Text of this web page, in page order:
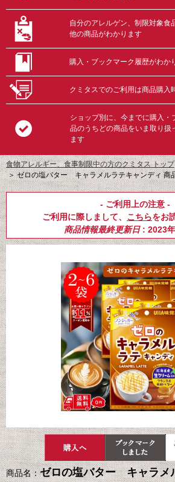
自分のアレルゲン、制限対象食
他の商品がわかります
購入・ブックマーク履歴がわか
クミタスでのご利用は商品購入
ショップ別に、今までに購入・
品のうちどの商品をいま取り扱
ます
食物アレルギー、食事制限中の方のクミタス トップ
＞ゼロの塩バター キャラメルラテキャンディ 商
- ご利用上の注意 -
ご利用に際しまして、 こちらをお
商品情報最終更新日: 2023
商品名：ゼロの塩バター キャラメ